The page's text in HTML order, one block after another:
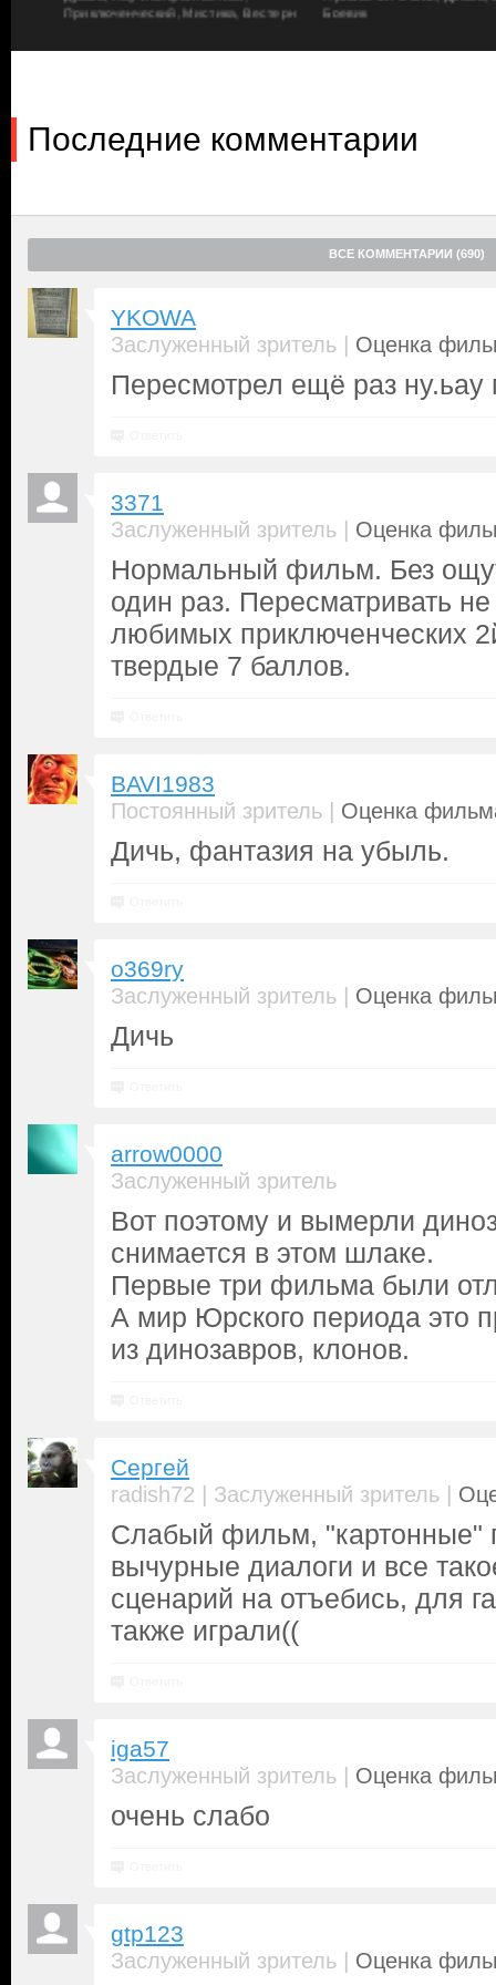
Приключенческий, Мистика, Вестерн
Боевик
Последние комментарии
ВСЕ КОММЕНТАРИИ (690)
YKOWA
Заслуженный зритель | Оценка
Пересмотрел ещё раз ну.ьау
3371
Заслуженный зритель | Оценка
Нормальный фильм. Без
один раз. Пересматривать не
любимых приключенческих
твердые 7 баллов.
BAVI1983
Постоянный зритель | Оценка
Дичь, фантазия на убыль.
o369ry
Заслуженный зритель | Оценка
Дичь
arrow0000
Заслуженный зритель
Вот поэтому и вымерли
снимается в этом шлаке.
Первые три фильма были
А мир Юрского периода это
из динозавров, клонов.
Сергей
radish72 | Заслуженный зритель |
Слабый фильм, "картонные"
вычурные диалоги и все
сценарий на отъебись, для
также играли((
iga57
Заслуженный зритель | Оценка
очень слабо
gtp123
Заслуженный зритель | Оценка